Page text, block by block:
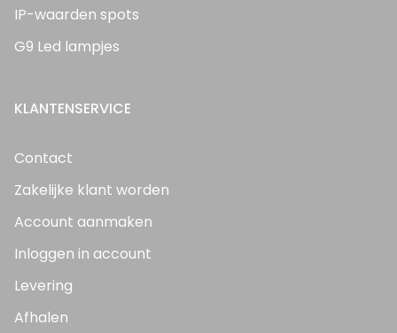
IP-waarden spots
G9 Led lampjes
KLANTENSERVICE
Contact
Zakelijke klant worden
Account aanmaken
Inloggen in account
Levering
Afhalen